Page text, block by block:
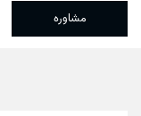
مشاوره